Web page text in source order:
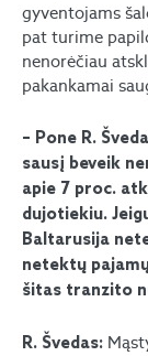
gyventojams
pat turime
nenorėčiau
pakankamai
– Pone R.
sausį beveik
apie 7 proc.
dujotiekiu.
Baltarusija
netektų
šitas tranzito
R. Švedas: